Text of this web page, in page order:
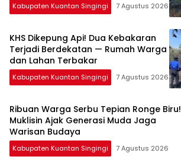
Kabupaten Kuantan Singingi 7 Agustus 2026
KHS Dikepung Api! Dua Kebakaran
Terjadi Berdekatan — Rumah Warga
dan Lahan Terbakar
Kabupaten Kuantan Singingi 7 Agustus 2026
Ribuan Warga Serbu Tepian Ronge Biru!
Muklisin Ajak Generasi Muda Jaga
Warisan Budaya
Kabupaten Kuantan Singingi 7 Agustus 2026